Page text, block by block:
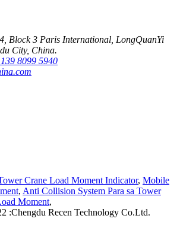
Block 3 Paris International, LongQuanYi
City, China.
8099 5940
Crane Load Moment Indicator, Mobile
, Anti Collision System Para sa Tower
Moment,
:Chengdu Recen Technology Co.Ltd.